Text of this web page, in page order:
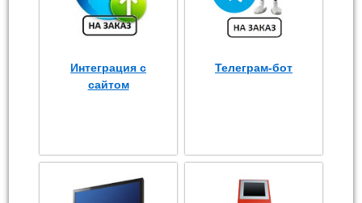
Интеграция с
сайтом
Телеграм-бот